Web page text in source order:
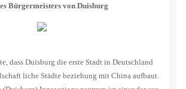
Bürgermeisters von Duisburg
dass Duisburg die erste Stadt in Deutschland
liche Städte beziehung mit China aufbaut.